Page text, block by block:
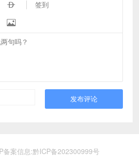
 签到

发布评论
备案信息:黔ICP备202300999号